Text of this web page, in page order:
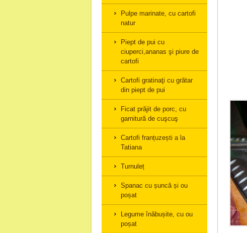
Pulpe marinate, cu cartofi
natur
Piept de pui cu
ciuperci,ananas şi piure de
cartofi
Cartofi gratinaţi cu grătar
din piept de pui
Ficat prăjit de porc, cu
garnitură de cuşcuş
Cartofi franțuzești a la
Tatiana
Turnuleț
Spanac cu șuncă și ou
poșat
Legume înăbușite, cu ou
poșat